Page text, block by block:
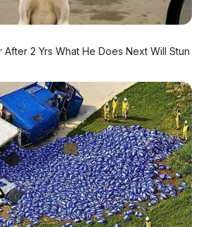
& Cargo Modular
vault yang luas, Omoway
dan pannier samping yang
"petualangan" Anda.
Air (OTA) Updates
2 Yrs What He Does Next Will Stun